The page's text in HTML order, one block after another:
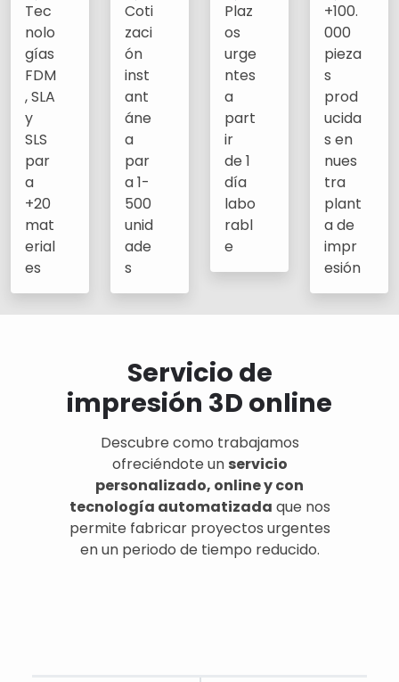
Tec
nolo
gías
FDM
, SLA
y
SLS
par
a
+20
mat
erial
es
Coti
zaci
ón
inst
ant
áne
a
par
a 1-
500
unid
ade
s
Plaz
os
urge
ntes
a
part
ir
de 1
día
labo
rabl
e
+100.
000
pieza
s
prod
ucida
s en
nues
tra
plant
a de
impr
esión
Servicio de
impresión 3D online
Descubre como trabajamos
ofreciéndote un servicio
personalizado, online y con
tecnología automatizada que nos
permite fabricar proyectos urgentes
en un periodo de tiempo reducido.